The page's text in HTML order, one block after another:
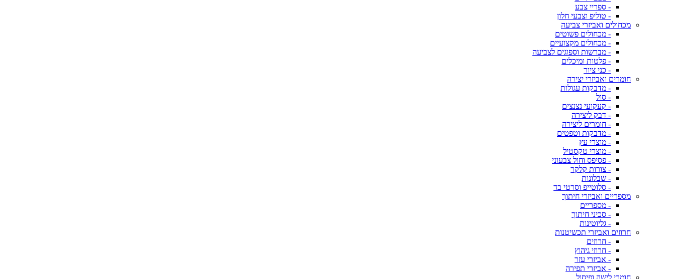
- ספריי צבע
- טוליפ וצבעי חלון
מכחולים ואביזרי צביעה
- מכחולים פשוטים
- מכחולים מקצועיים
- מברשות וספוגים לצביעה
- פלטות ומיכלים
- כני ציור
חומרים ואביזרי יצירה
- מדבקות עגולות
- סול
- קעקועי נצנצים
- דבק ליצירה
- חומרים ליצירה
- מדבקות וטפטים
- מוצרי עץ
- מוצרי טקסטיל
- פסיפס וחול צבעוני
- צורות קלקר
- שבלונות
- סלוטייפ וסרטי בד
מספריים ואביזרי חיתוך
- מספריים
- סכיני חיתוך
- גליוטינות
חרוזים ואביזרי תכשיטנות
- חרוזים
- חרוזי גיהוץ
- אביזרי עזר
- אביזרי תפירה
חומרי לישה ופיסול